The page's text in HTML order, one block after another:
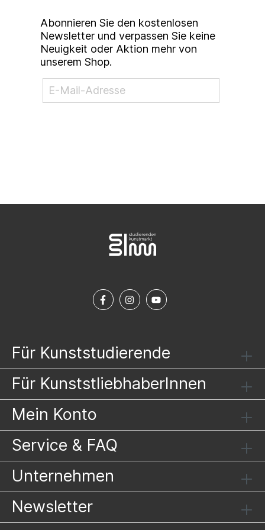
Abonnieren Sie den kostenlosen
Newsletter und verpassen Sie keine
Neuigkeit oder Aktion mehr von
unserem Shop.
Für Kunststudierende
Für KunststliebhaberInnen
Mein Konto
Service & FAQ
Unternehmen
Newsletter